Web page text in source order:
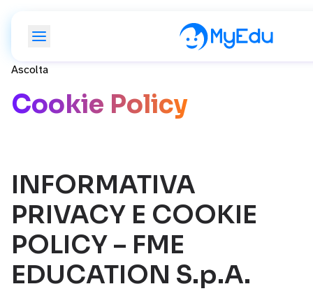
Ascolta
Cookie Policy
INFORMATIVA
PRIVACY E COOKIE
POLICY – FME
EDUCATION S.p.A.